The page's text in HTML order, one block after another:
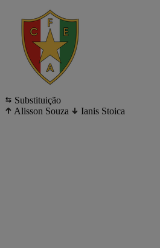
Substituição
Alisson Souza
Ianis Stoica